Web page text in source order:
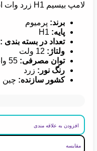
لامپ بیسیم H1 زرد وات استاندارد پرمیوم
برند: پرمیوم
پایه: H1
تعداد در بسته بندی :
ولتاژ:
توان مصرفی: 55 وات
رنگ نور: زرد
کشور سازنده: چین
افزودن به علاقه مندی
مقایسه